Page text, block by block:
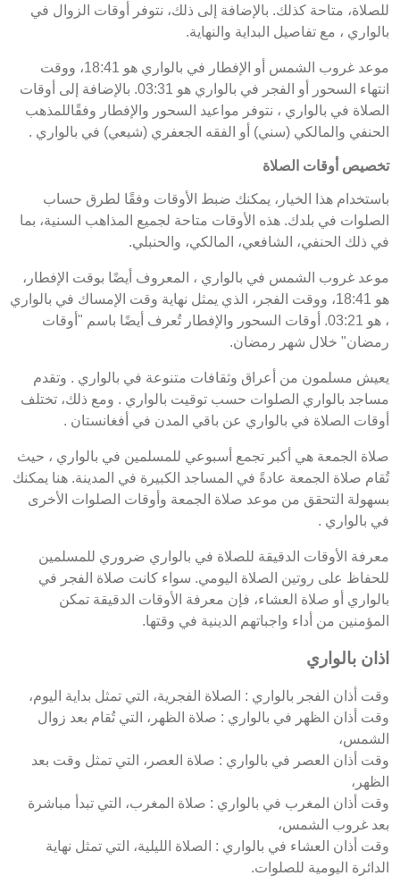
للصلاة، متاحة كذلك. بالإضافة إلى ذلك، نتوفر أوقات الزوال في
بالواري ، مع تفاصيل البداية والنهاية.
موعد غروب الشمس أو الإفطار في بالواري هو 18:41، ووقت
انتهاء السحور أو الفجر في بالواري هو 03:31. بالإضافة إلى أوقات
الصلاة في بالواري ، نتوفر مواعيد السحور والإفطار وفقًاللمذهب
الحنفي والمالكي (سني) أو الفقه الجعفري (شيعي) في بالواري .
تخصيص أوقات الصلاة
باستخدام هذا الخيار، يمكنك ضبط الأوقات وفقًا لطرق حساب
الصلوات في بلدك. هذه الأوقات متاحة لجميع المذاهب السنية، بما
في ذلك الحنفي، الشافعي، المالكي، والحنبلي.
موعد غروب الشمس في بالواري ، المعروف أيضًا بوقت الإفطار،
هو 18:41، ووقت الفجر، الذي يمثل نهاية وقت الإمساك في بالواري
، هو 03:21. أوقات السحور والإفطار تُعرف أيضًا باسم "أوقات
رمضان" خلال شهر رمضان.
يعيش مسلمون من أعراق وثقافات متنوعة في بالواري . وتقدم
مساجد بالواري الصلوات حسب توقيت بالواري . ومع ذلك، تختلف
أوقات الصلاة في بالواري عن باقي المدن في أفغانستان .
صلاة الجمعة هي أكبر تجمع أسبوعي للمسلمين في بالواري ، حيث
تُقام صلاة الجمعة عادةً في المساجد الكبيرة في المدينة. هنا يمكنك
بسهولة التحقق من موعد صلاة الجمعة وأوقات الصلوات الأخرى
في بالواري .
معرفة الأوقات الدقيقة للصلاة في بالواري ضروري للمسلمين
للحفاظ على روتين الصلاة اليومي. سواء كانت صلاة الفجر في
بالواري أو صلاة العشاء، فإن معرفة الأوقات الدقيقة تمكن
المؤمنين من أداء واجباتهم الدينية في وقتها.
اذان بالواري
وقت أذان الفجر بالواري : الصلاة الفجرية، التي تمثل بداية اليوم،
وقت أذان الظهر في بالواري : صلاة الظهر، التي تُقام بعد زوال
الشمس،
وقت أذان العصر في بالواري : صلاة العصر، التي تمثل وقت بعد
الظهر،
وقت أذان المغرب في بالواري : صلاة المغرب، التي تبدأ مباشرة
بعد غروب الشمس،
وقت أذان العشاء في بالواري : الصلاة الليلية، التي تمثل نهاية
الدائرة اليومية للصلوات.